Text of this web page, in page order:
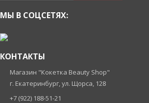
МЫ В СОЦСЕТЯХ:
КОНТАКТЫ
Магазин "Кокетка Beauty Shop"
г. Екатеринбург, ул. Щорса, 128
+7 (922) 188-51-21